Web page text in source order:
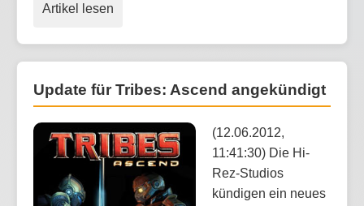
Artikel lesen
Update für Tribes: Ascend angekündigt
(12.06.2012,
11:41:30) Die Hi-
Rez-Studios
kündigen ein neues